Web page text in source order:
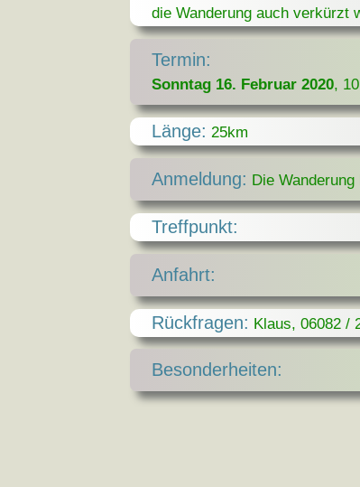
die Wanderung auch verkürzt
Termin:
Sonntag 16. Februar 2020,
Länge: 25km
Anmeldung: Die
Treffpunkt:
Anfahrt:
Rückfragen: Klaus, 06082 /
Besonderheiten: